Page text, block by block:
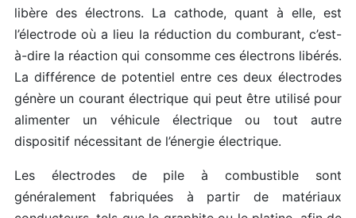
libère des électrons. La cathode, quant à elle, est
l’électrode où a lieu la réduction du comburant, c’est-
à-dire la réaction qui consomme ces électrons libérés.
La différence de potentiel entre ces deux électrodes
génère un courant électrique qui peut être utilisé pour
alimenter un véhicule électrique ou tout autre
dispositif nécessitant de l’énergie électrique.
Les électrodes de pile à combustible sont
généralement fabriquées à partir de matériaux